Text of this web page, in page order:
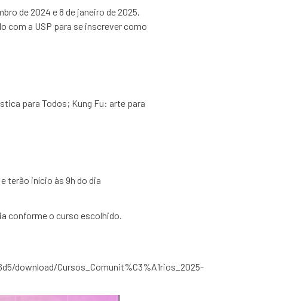
de 2024 e 8 de janeiro de 2025,
com a USP para se inscrever como
para Todos; Kung Fu: arte para
terão início às 9h do dia
conforme o curso escolhido.